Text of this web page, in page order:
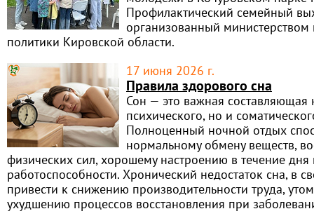
Профилактический семейный
организованный
политики Кировской области.
17 июня 2026 г.
Правила здорового сна
Сон — это важная составляющая
психического, но и
Полноценный ночной отдых
нормальному обмену веществ,
физических сил, хорошему настроению в течение
работоспособности. Хронический недостаток сна, в
привести к снижению производительности труда,
ухудшению процессов восстановления при